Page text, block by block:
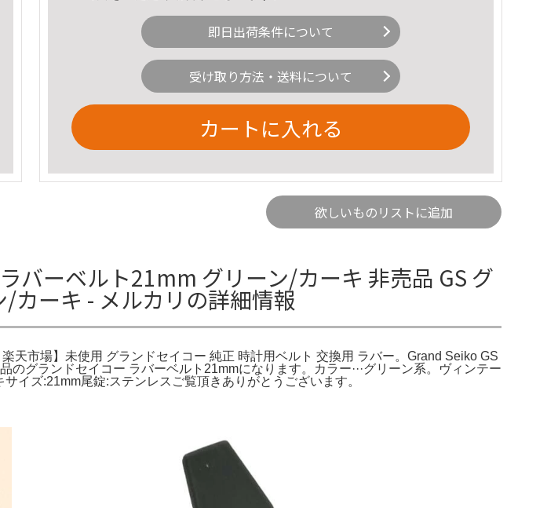
即日出荷条件について
受け取り方法・送料について
カートに入れる
欲しいものリストに追加
ーベルト21mm グリーン/カーキ 非売品 GS グ
ーキ - メルカリの詳細情報
天市場】未使用 グランドセイコー 純正 時計用ベルト 交換用 ラバー。Grand Seiko GS
グランドセイコー ラバーベルト21mmになります。カラー···グリーン系。ヴィンテー
イズ:21mm尾錠:ステンレスご覧頂きありがとうございます。